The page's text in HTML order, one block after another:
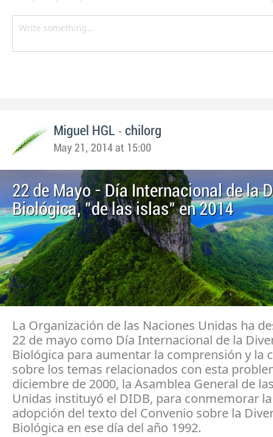
Miguel HGL - chilorg
May 21, 2014 at 15:00
22 de Mayo - Día Internacional de la
Biológica, "de las islas" en 2014
La Organización de las Naciones Unidas ha
22 de mayo como Día Internacional de la
Biológica para aumentar la comprensión y la
sobre los temas relacionados con esta
diciembre de 2000, la Asamblea General de
Unidas instituyó el DIDB, para conmemorar
adopción del texto del Convenio sobre la
Biológica en ese día del año 1992.